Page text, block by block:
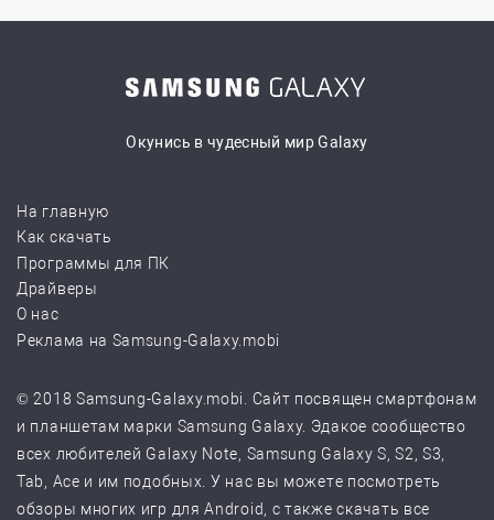
Окунись в чудесный мир Galaxy
На главную
Как скачать
Программы для ПК
Драйверы
О нас
Реклама на Samsung-Galaxy.mobi
© 2018 Samsung-Galaxy.mobi. Сайт посвящен смартфонам
и планшетам марки Samsung Galaxy. Эдакое сообщество
всех любителей Galaxy Note, Samsung Galaxy S, S2, S3,
Tab, Ace и им подобных. У нас вы можете посмотреть
обзоры многих игр для Android, с также скачать все